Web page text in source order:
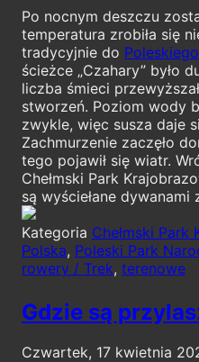
Po nocnym deszczu
temperatura zrobiła się
tradycyjnie do
ścieżce „Czahary” było
liczba śmieci
stworzeń. Poziom wody
zwykle, więc susza daje
Zachmurzenie zaczęło
tego pojawił się wiatr.
Chełmski Park
są wyściełane dywanami
Kategoria Chełmski Park
Polska, Poleski Park
rowery / Trek, terenowe
Gdzie są
Czwartek, 17 kwietnia